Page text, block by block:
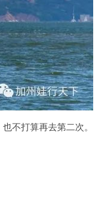
不打算再去第二次。